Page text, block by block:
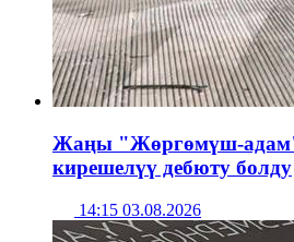
Жаңы "Жөргөмүш-
кирешелүү дебюту болду
14:15 03.08.2026